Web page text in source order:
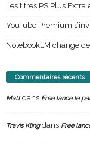
Les titres PS Plus
YouTube Premium
NotebookLM change
Commentaires récents
Mattdans Free lance le
Travis Klingdans Free